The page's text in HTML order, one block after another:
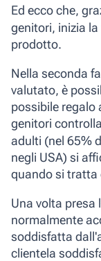
Ed ecco che,
genitori, inizia la
prodotto.
Nella seconda
valutato, è
possibile regalo
genitori
adulti (nel 65%
negli USA) si
quando si tratta
Una volta presa
normalmente
soddisfatta
clientela